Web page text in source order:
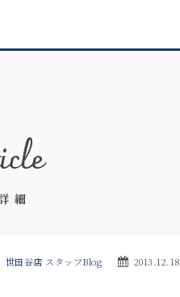
細
2013.12.18
世田谷店 スタッフBlog